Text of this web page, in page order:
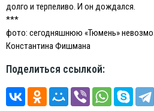
долго и терпеливо. И он дождался.
***
фото: сегодняшнюю «Тюмень»
Константина Фишмана
Поделиться ссылкой: